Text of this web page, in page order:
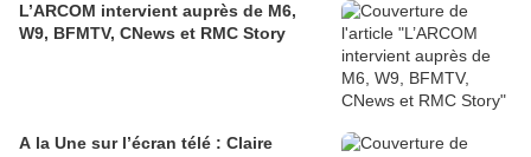
L’ARCOM intervient auprès de M6,
W9, BFMTV, CNews et RMC Story
A la Une sur l’écran télé : Claire